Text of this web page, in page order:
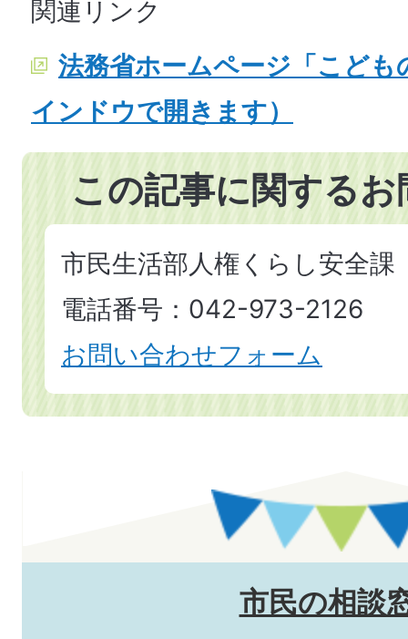
関連リンク
法務省ホームページ「こども
インドウで開きます）
この記事に関する
市民生活部人権くらし安全課
電話番号：042-973-2126
お問い合わせフォーム
市民の相談